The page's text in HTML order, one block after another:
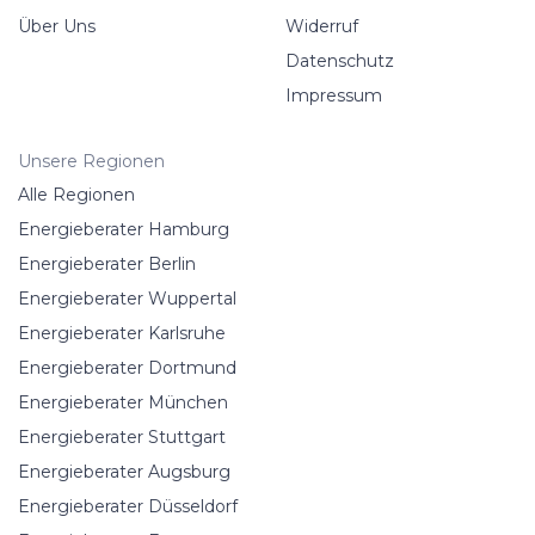
Über Uns
Widerruf
Datenschutz
Impressum
Unsere Regionen
Alle Regionen
Energieberater Hamburg
Energieberater Berlin
Energieberater Wuppertal
Energieberater Karlsruhe
Energieberater Dortmund
Energieberater München
Energieberater Stuttgart
Energieberater Augsburg
Energieberater Düsseldorf